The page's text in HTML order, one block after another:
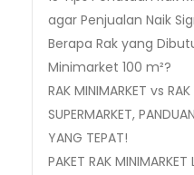
agar Penjualan Naik
Berapa Rak yang
Minimarket 100 m²?
RAK MINIMARKET vs RAK
SUPERMARKET,
YANG TEPAT!
PAKET RAK MINIMARKET